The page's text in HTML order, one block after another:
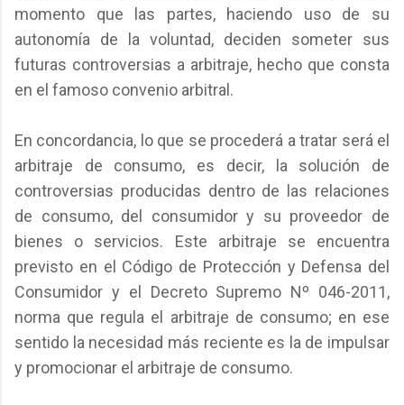
momento que las partes, haciendo uso de su
autonomía de la voluntad, deciden someter sus
futuras controversias a arbitraje, hecho que consta
en el famoso convenio arbitral.
En concordancia, lo que se procederá a tratar será el
arbitraje de consumo, es decir, la solución de
controversias producidas dentro de las relaciones
de consumo, del consumidor y su proveedor de
bienes o servicios. Este arbitraje se encuentra
previsto en el Código de Protección y Defensa del
Consumidor y el Decreto Supremo Nº 046-2011,
norma que regula el arbitraje de consumo; en ese
sentido la necesidad más reciente es la de impulsar
y promocionar el arbitraje de consumo.